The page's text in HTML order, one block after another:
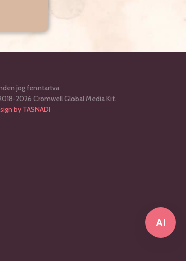
jog fenntartva.
2026 Cromwell Global Media Kit.
by TASNADI
AI